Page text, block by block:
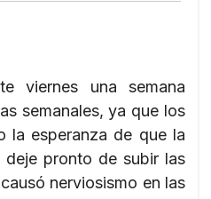
viernes una semana
semanales, ya que los
la esperanza de que la
deje pronto de subir las
nerviosismo en las